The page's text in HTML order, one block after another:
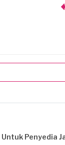
Untuk Penyedia